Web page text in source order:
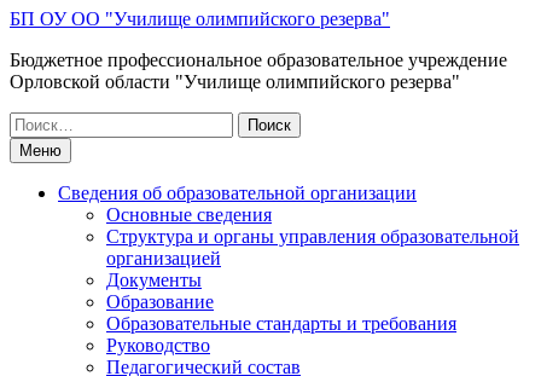
БП ОУ ОО "Училище олимпийского резерва"
Бюджетное профессиональное образовательное учреждение
Орловской области "Училище олимпийского резерва"
Искать:
Меню
Сведения об образовательной организации
Основные сведения
Структура и органы управления образовательной
организацией
Документы
Образование
Образовательные стандарты и требования
Руководство
Педагогический состав